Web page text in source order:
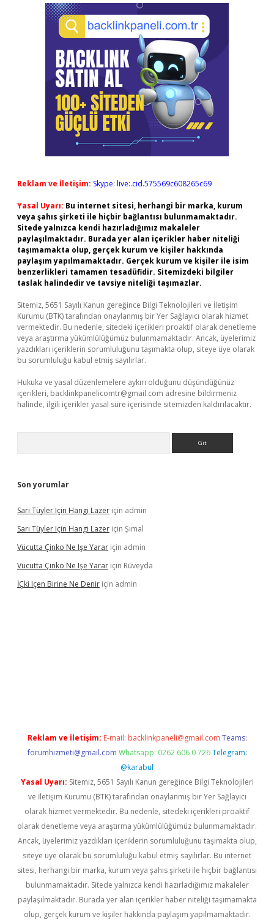
Reklam ve İletişim: Skype: live:.cid.575569c608265c69
Yasal Uyarı: Bu internet sitesi, herhangi bir marka, kurum
veya şahıs şirketi ile hiçbir bağlantısı bulunmamaktadır.
Sitede yalnızca kendi hazırladığımız makaleler
paylaşılmaktadır. Burada yer alan içerikler haber niteliği
taşımamakta olup, gerçek kurum ve kişiler hakkında
paylaşım yapılmamaktadır. Gerçek kurum ve kişiler ile isim
benzerlikleri tamamen tesadüfidir. Sitemizdeki bilgiler
taslak halindedir ve tavsiye niteliği taşımazlar.
Sitemiz, 5651 Sayılı Kanun gereğince Bilgi Teknolojileri ve İletişim
Kurumu (BTK) tarafından onaylanmış bir Yer Sağlayıcı olarak hizmet
vermektedir. Bu nedenle, sitedeki içerikleri proaktif olarak denetleme
veya araştırma yükümlülüğümüz bulunmamaktadır. Ancak, üyelerimiz
yazdıkları içeriklerin sorumluluğunu taşımakta olup, siteye üye olarak
bu sorumluluğu kabul etmiş sayılırlar.
Hukuka ve yasal düzenlemelere aykırı olduğunu düşündüğünüz
içerikleri, backlinkpanelicomtr@gmail.com adresine bildirmeniz
halinde, ilgili içerikler yasal süre içerisinde sitemizden kaldırılacaktır.
Son yorumlar
Sarı Tüyler Için Hangi Lazer için admin
Sarı Tüyler Için Hangi Lazer için Şimal
Vücutta Çinko Ne Işe Yarar için admin
Vücutta Çinko Ne Işe Yarar için Rüveyda
İÇki Içen Birine Ne Denir için admin
Reklam ve İletişim: E-mail: backlinkpaneli@gmail.com Teams:
forumhizmeti@gmail.com Whatsapp: 0262 606 0 726 Telegram:
@karabul
Yasal Uyarı: Sitemiz, 5651 Sayılı Kanun gereğince Bilgi Teknolojileri
ve İletişim Kurumu (BTK) tarafından onaylanmış bir Yer Sağlayıcı
olarak hizmet vermektedir. Bu nedenle, sitedeki içerikleri proaktif
olarak denetleme veya araştırma yükümlülüğümüz bulunmamaktadır.
Ancak, üyelerimiz yazdıkları içeriklerin sorumluluğunu taşımakta olup,
siteye üye olarak bu sorumluluğu kabul etmiş sayılırlar. Bu internet
sitesi, herhangi bir marka, kurum veya şahıs şirketi ile hiçbir bağlantısı
bulunmamaktadır. Sitede yalnızca kendi hazırladığımız makaleler
paylaşılmaktadır. Burada yer alan içerikler haber niteliği taşımamakta
olup, gerçek kurum ve kişiler hakkında paylaşım yapılmamaktadır.